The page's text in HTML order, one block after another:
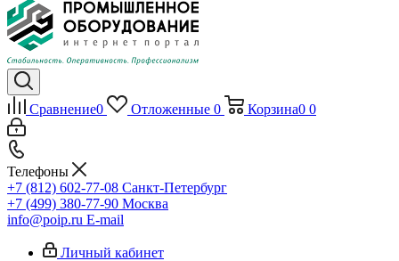
Сравнение0 Отложенные 0 Корзина0 0
Телефоны
+7 (812) 602-77-08 Санкт-Петербург
+7 (499) 380-77-90 Москва
info@poip.ru E-mail
Личный кабинет